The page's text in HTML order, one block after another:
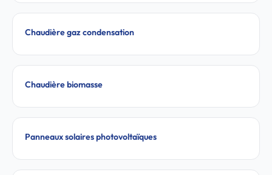
Chaudière gaz condensation
Chaudière biomasse
Panneaux solaires photovoltaïques